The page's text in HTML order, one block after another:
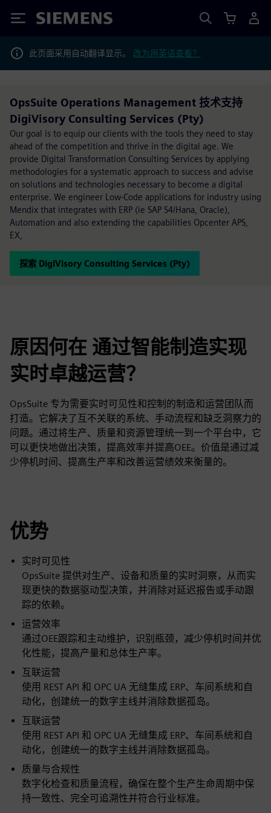
Siemens
此页面采用自动翻译显示。 改为用英语查看？
OpsSuite Operations Management 技术支持
DigiVisory Consulting Services (Pty)
Our goal is to equip our clients with the tools they need to stay
ahead of the competition and thrive in the digital age. We
provide Digital Transformation Consulting Services by applying
methodologies for a systematic approach to success and advise
on solutions and technologies necessary to become a digital
enterprise. We engineer Low-Code applications for industry using
Mendix that integrates with ERP (ie SAP S4/Hana, Oracle),
Automation and also extending the capabilities Opcenter APS,
EX,
探索 DigiVisory Consulting Services (Pty)
原因何在 通过智能制造实现
实时卓越运营？
OpsSuite 专为需要实时可见性和控制的制造和运营团队而
打造。它解决了互不关联的系统、手动流程和缺乏洞察力的
问题。通过将生产、质量和资源管理统一到一个平台中，它
可以更快地做出决策，提高效率并提高OEE。价值是通过减
少停机时间、提高生产率和改善运营绩效来衡量的。
优势
实时可见性
OpsSuite 提供对生产、设备和质量的实时洞察，从而实
现更快的数据驱动型决策，并消除对延迟报告或手动跟
踪的依赖。
运营效率
通过OEE跟踪和主动维护，识别瓶颈，减少停机时间并优
化性能，提高产量和总体生产率。
互联运营
使用 REST API 和 OPC UA 无缝集成 ERP、车间系统和自
动化，创建统一的数字主线并消除数据孤岛。
互联运营
使用 REST API 和 OPC UA 无缝集成 ERP、车间系统和自
动化，创建统一的数字主线并消除数据孤岛。
质量与合规性
数字化检查和质量流程，确保在整个生产生命周期中保
持一致性、完全可追溯性并符合行业标准。